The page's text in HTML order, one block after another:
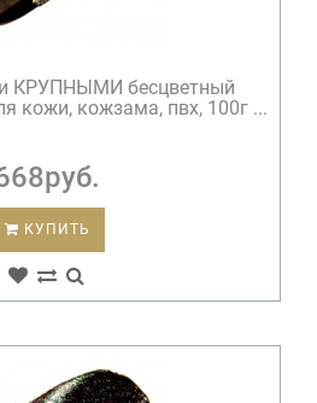
КРУПНЫМИ бесцветный
кожи, кожзама, пвх, 100г ...
КУПИТЬ